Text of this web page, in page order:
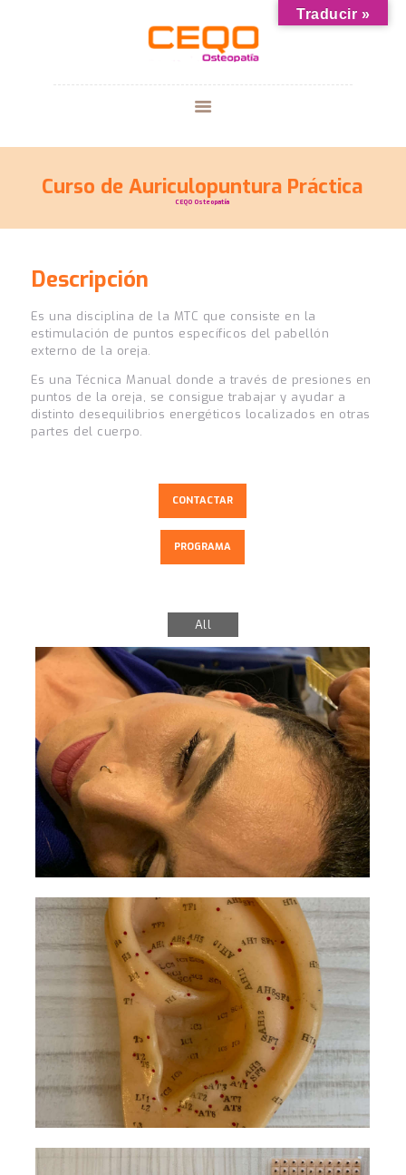
CENTRO CEQO
GALERIA
¿HABLAMOS?
BLOG
Curso de Auriculopuntura Práctica
CEQO Osteopatía
Descripción
Es una disciplina de la MTC que consiste en la
estimulación de puntos específicos del pabellón
externo de la oreja.
Es una Técnica Manual donde a través de presiones en
puntos de la oreja, se consigue trabajar y ayudar a
distinto desequilibrios energéticos localizados en otras
partes del cuerpo.
CONTACTAR
PROGRAMA
All
Traducir »